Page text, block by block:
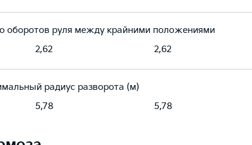
оборотов руля между крайними положениями
2,62 2,62
радиус разворота (м)
5,78 5,78